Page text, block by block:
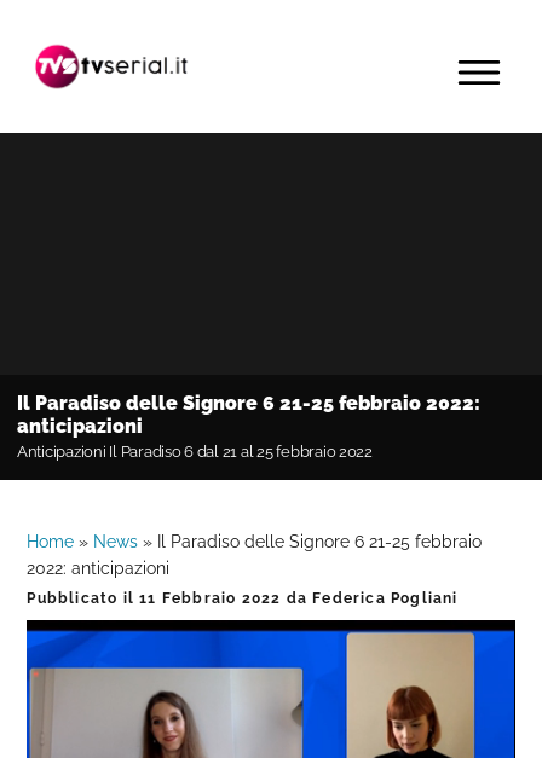
navigazione
contenuto
barra
primaria
MENU
Il Paradiso delle Signore 6 21-25 febbraio 2022:
anticipazioni
Anticipazioni Il Paradiso 6 dal 21 al 25 febbraio 2022
Home » News »
Il Paradiso delle Signore 6 21-25 febbraio
2022: anticipazioni
Pubblicato il11 Febbraio 2022 da Federica Pogliani